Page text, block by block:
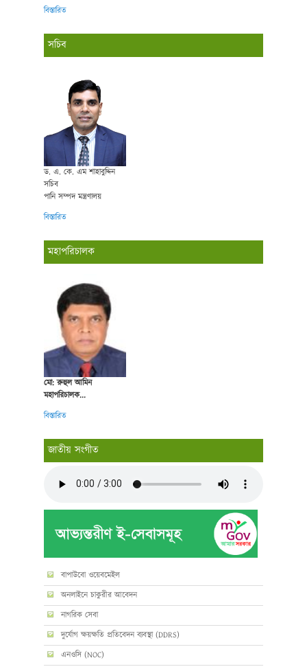
বিস্তারিত
সচিব
ড. এ. কে. এম শাহাবুদ্দিন
সচিব
পানি সম্পদ মন্ত্রণালয়
বিস্তারিত
মহাপরিচালক
মো: রুহুল আমিন
মহাপরিচালক...
বিস্তারিত
জাতীয় সংগীত
বাপাউবো ওয়েবমেইল
অনলাইনে চাকুরীর আবেদন
নাগরিক সেবা
দুর্যোগ ক্ষয়ক্ষতি প্রতিবেদন ব্যবস্থা (DDRS)
এনওসি (NOC)